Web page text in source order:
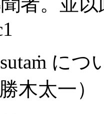
1
sutaṁ につ
木太一）